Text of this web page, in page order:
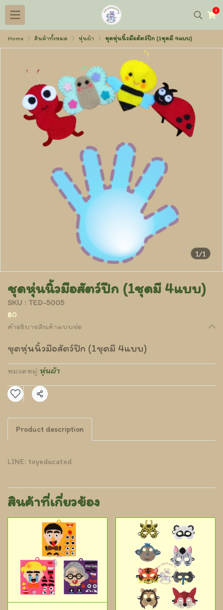
0
Home สินค้าทั้งหมด หุ่นผ้า ชุดหุ่นนิ้วมือสัตว์ปีก (1ชุดมี 4แบบ)
1/1
ชุดหุ่นนิ้วมือสัตว์ปีก (1ชุดมี 4แบบ)
SKU : TED-5005
฿0
คำอธิบายสินค้าแบบย่อ
ชุดหุ่นนิ้วมือสัตว์ปีก (1ชุดมี 4แบบ)
หมวดหมู่:หุ่นผ้า
แชร์
Product description
LINE: toyeducated
สินค้าที่เกี่ยวข้อง